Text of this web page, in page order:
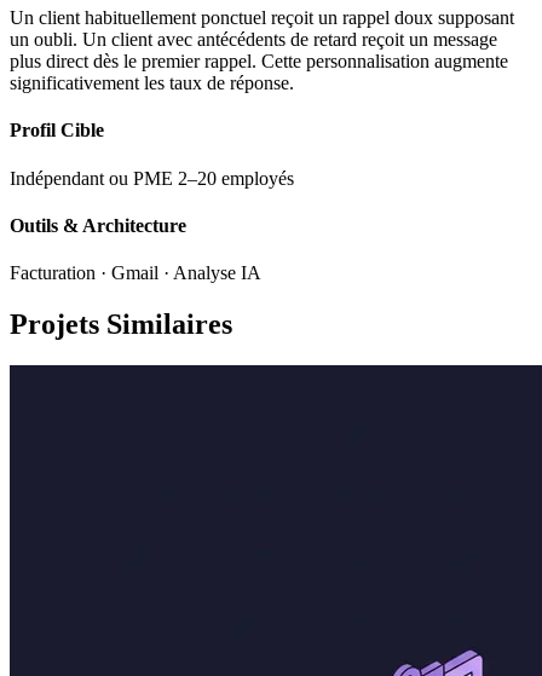
Un client habituellement ponctuel reçoit un rappel doux supposant
un oubli. Un client avec antécédents de retard reçoit un message
plus direct dès le premier rappel. Cette personnalisation augmente
significativement les taux de réponse.
Profil Cible
Indépendant ou PME 2–20 employés
Outils & Architecture
Facturation · Gmail · Analyse IA
Projets Similaires